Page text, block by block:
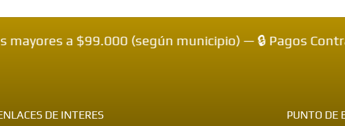
a $99.000 (según municipio) — 🔒 Pagos
DE INTERES
PUNTO DE